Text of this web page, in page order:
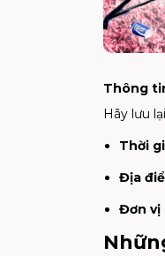
Thông
Hãy lưu
Thời
Địa
Đơn vị